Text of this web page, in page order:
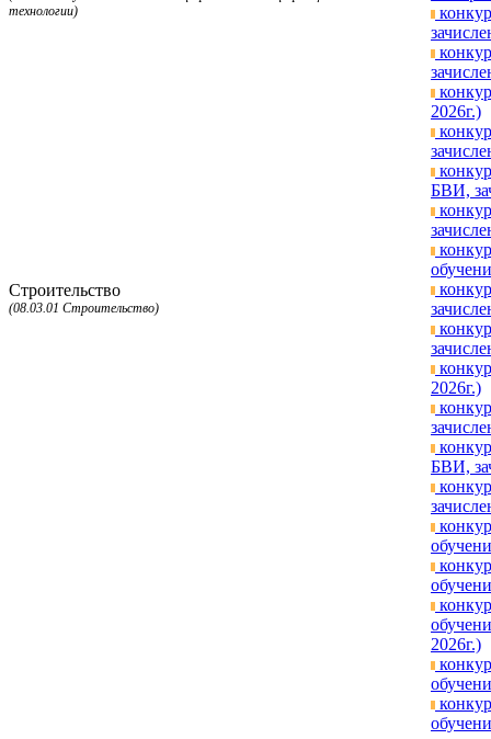
технологии)
2026г.)
Строительство
(08.03.01 Строительство)
БВИ,
2026г.)
БВИ,
2026г.)